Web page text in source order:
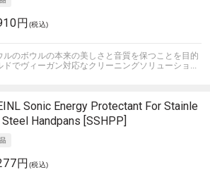
円 (税込)
のボウルの本来の美しさと音質を保つことを目的
ドでヴィーガン対応なクリーニングソリューショ...
Sonic Energy Protectant For Stainle
Handpans [SSHPP]
円 (税込)